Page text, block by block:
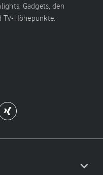
Gadgets, den
TV-Höhepunkte.